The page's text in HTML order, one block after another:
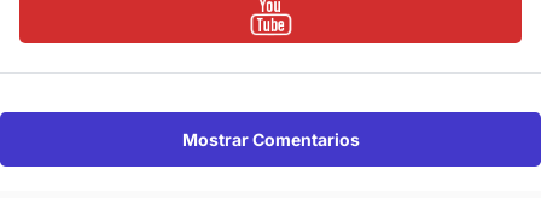
Mostrar Comentarios